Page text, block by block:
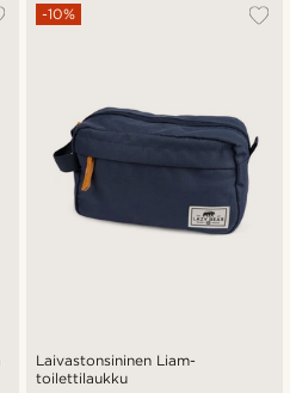
Suosituin
Kallein
Laivastonsininen Liam-
toilettilaukku
-10%